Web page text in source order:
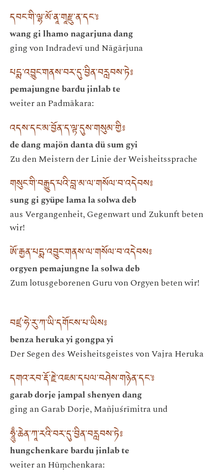
དབང་གི་ལྷ་མོ་ནཱ་གཱརྫུ་ན་དང་༔
wang gi lhamo nagarjuna dang
ging von Indradevī und Nāgārjuna
པདྨ་འབྱུང་གནས་བར་དུ་བྱིན་བརླབས་ཏེ༔
pemajungne bardu jinlab te
weiter an Padmākara:
འདས་དང་མ་བྱོན་ད་ལྟ་དུས་གསུམ་གྱི༔
de dang majön danta dü sum gyi
Zu den Meistern der Linie der Weisheitssprache
གསུང་གི་བརྒྱུད་པའི་བླ་མ་ལ་གསོལ་བ་འདེབས༔
sung gi gyüpe lama la solwa deb
aus Vergangenheit, Gegenwart und Zukunft beten
wir!
ཨོ་རྒྱན་པདྨ་འབྱུང་གནས་ལ་གསོལ་བ་འདེབས༔
orgyen pemajungne la solwa deb
Zum lotusgeborenen Guru von Orgyen beten wir!
བཛྲ་ཧེ་རུ་ཀ་ཡི་དགོངས་པ་ཡིས༔
benza heruka yi gongpa yi
Der Segen des Weisheitsgeistes von Vajra Heruka
དགའ་རབ་རྡོ་རྗེ་འཇམ་དཔལ་བཤེས་གཉེན་དང་༔
garab dorje jampal shenyen dang
ging an Garab Dorje, Mañjuśrīmitra und
ཧཱུྃ་ཆེན་ཀཱ་རའི་བར་དུ་བྱིན་བརླབས་ཏེ༔
hungchenkare bardu jinlab te
weiter an Hūṃchenkara: